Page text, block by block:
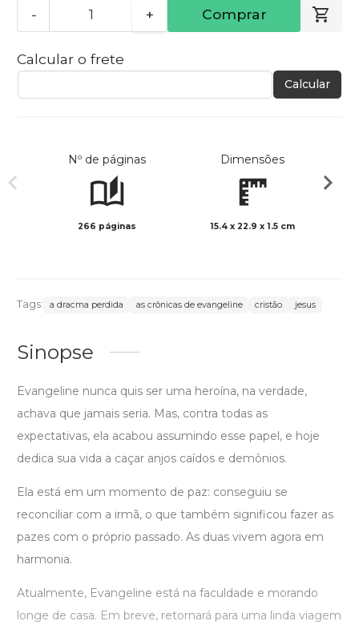
- + Comprar
Calcular o frete
Calcular
Nº de páginas
266 páginas
Dimensões
15.4 x 22.9 x 1.5 cm
Tags: a dracma perdida as crônicas de evangeline cristão jesus
Sinopse
Evangeline nunca quis ser uma heroína, na verdade,
achava que jamais seria. Mas, contra todas as
expectativas, ela acabou assumindo esse papel, e hoje
dedica sua vida a caçar anjos caídos e demônios.
Ela está em um momento de paz: conseguiu se
reconciliar com a irmã, o que também significou fazer as
pazes com o próprio passado. As duas vivem agora em
harmonia.
Atualmente, Evangeline está na faculdade e morando
longe de casa. Em breve, retornará para uma linda viagem